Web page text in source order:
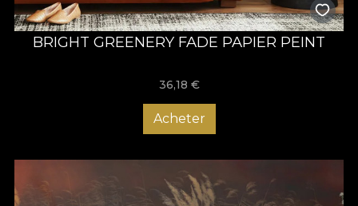
BRIGHT GREENERY FADE PAPIER PEINT
36,18 €
Acheter